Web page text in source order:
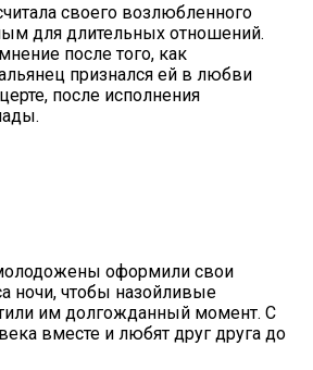
своего возлюбленного
для длительных отношений.
после того, как
признался ей в любви
после исполнения
оформили свои
ночи, чтобы назойливые
им долгожданный момент. С
вместе и любят друг друга до